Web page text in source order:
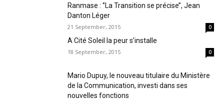
Ranmase : ‘’La Transition se précise’’, Jean
Danton Léger
21 September, 2015 0
A Cité Soleil la peur s’installe
18 September, 2015 0
Mario Dupuy, le nouveau titulaire du Ministère
de la Communication, investi dans ses
nouvelles fonctions